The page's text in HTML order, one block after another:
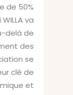
de 50%
va
delà de
des
se
clé de
et